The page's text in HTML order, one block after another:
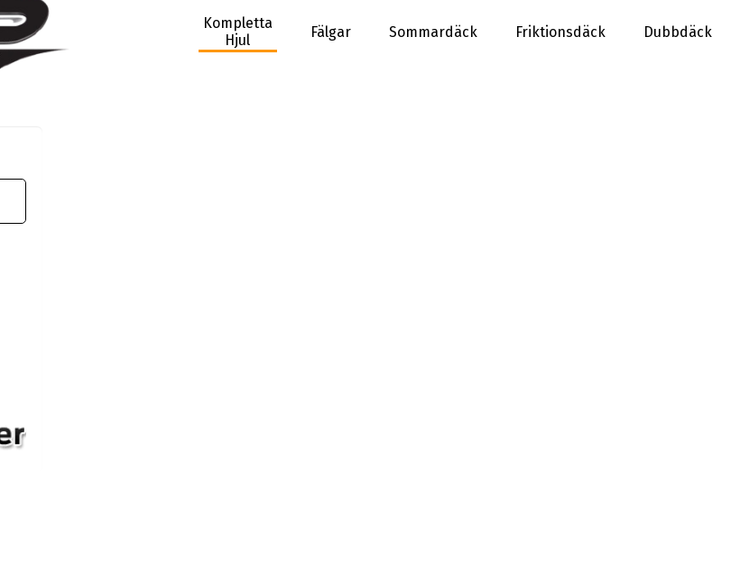
Kompletta
Hjul
Fälgar Sommardäck Friktionsdäck Dubbdäck